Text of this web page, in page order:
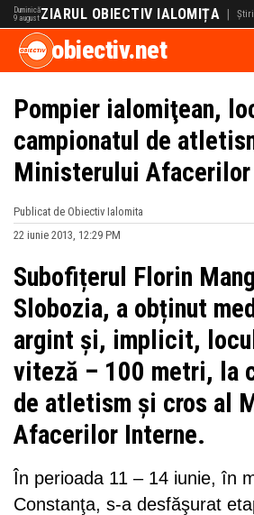
Duminică
9 august ZIARUL OBIECTIV IALOMIȚA |
obiectiv.net
Pompier ialomiţean,
campionatul de
Ministerului Afacerilor
Publicat de Obiectiv Ialomita
22 iunie 2013, 12:29 PM
Subofițerul Florin
Slobozia, a obținut
argint și, implicit,
viteză – 100 metri, la
de atletism şi cros al
Afacerilor Interne.
În perioada 11 – 14 iunie, în
Constanţa, s-a desfăşurat